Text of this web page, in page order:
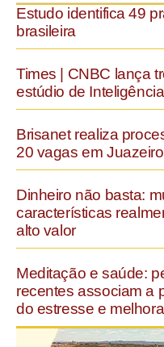
Estudo identifica 49
brasileira
Times | CNBC lança
estúdio de
Brisanet realiza
20 vagas em
Dinheiro não basta:
características
alto valor
Meditação e saúde:
recentes associam a
do estresse e